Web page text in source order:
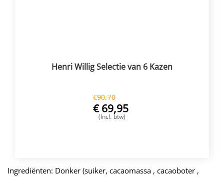
Henri Willig Selectie van 6 Kazen
€90,70
€69,95
(Incl. btw)
Ingrediënten: Donker (suiker, cacaomassa , cacaoboter ,